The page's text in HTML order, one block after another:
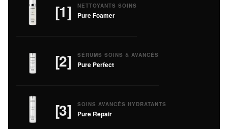
[1] NETTOYANTS SOINS
Pure Foamer
[2] SÉRUMS SOINS & AVANCÉS
Pure Perfect
[3] SOINS AVANCÉS HYDRATANTS
Pure Repair